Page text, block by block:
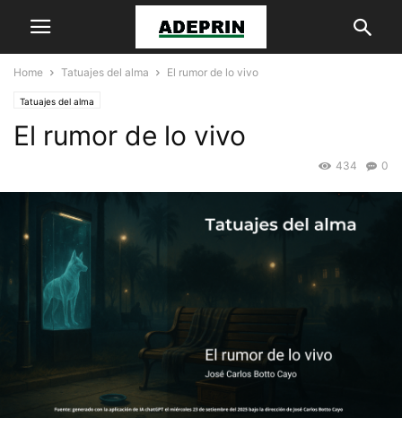
Home Tatuajes del alma El rumor de lo vivo
Tatuajes del alma
El rumor de lo vivo
0
434